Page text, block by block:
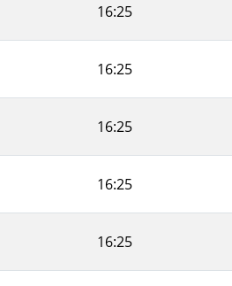
16:25
16:25
16:25
16:25
16:25